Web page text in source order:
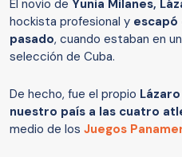
El novio de Yunia Milanes,
hockista profesional y escapó
pasado, cuando estaban en
selección de Cuba.
De hecho, fue el propio
nuestro país a las cuatro
medio de los Juegos